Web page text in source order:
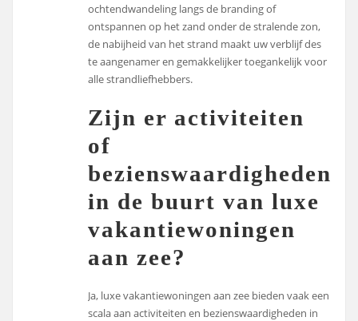
ochtendwandeling langs de branding of
ontspannen op het zand onder de stralende zon,
de nabijheid van het strand maakt uw verblijf des
te aangenamer en gemakkelijker toegankelijk voor
alle strandliefhebbers.
Zijn er activiteiten
of
bezienswaardigheden
in de buurt van luxe
vakantiewoningen
aan zee?
Ja, luxe vakantiewoningen aan zee bieden vaak een
scala aan activiteiten en bezienswaardigheden in